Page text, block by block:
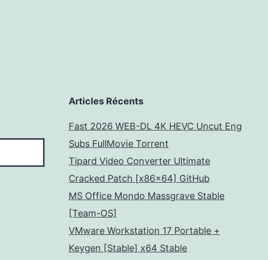
Articles Récents
Fast 2026 WEB-DL 4K HEVC Uncut Eng
Subs FullMov𝗂e Torrent
Tipard Video Converter Ultimate
Cracked Patch [x86x64] GitHub
MS Office Mondo Massgrave Stable
[Team-OS]
VMware Workstation 17 Portable +
Keygen [Stable] x64 Stable